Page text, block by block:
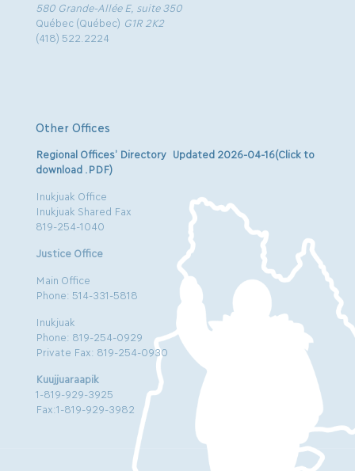
580 Grande-Allée E, suite 350
Québec (Québec) G1R 2K2
(418) 522.2224
Other Offices
Regional Offices’ Directory Updated 2026-04-16(Click to
download .PDF)
Inukjuak Office
Inukjuak Shared Fax
819-254-1040
Justice Office
Main Office
Phone: 514-331-5818
Inukjuak
Phone: 819-254-0929
Private Fax: 819-254-0930
Kuujjuaraapik
1-819-929-3925
Fax:1-819-929-3982